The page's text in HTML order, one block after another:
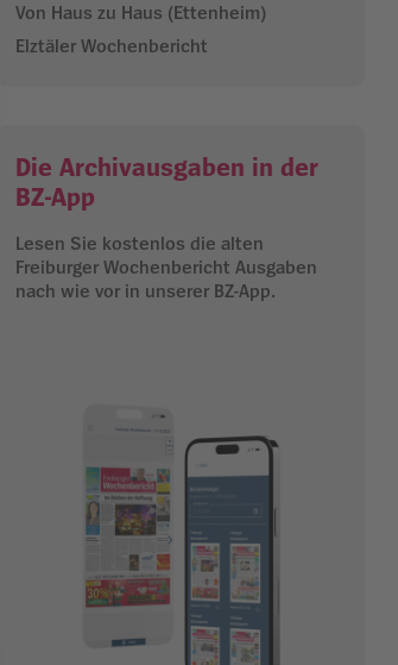
Von Haus zu Haus (Ettenheim)
Elztäler Wochenbericht
Die Archivausgaben in der
BZ-App
Lesen Sie kostenlos die alten
Freiburger Wochenbericht Ausgaben
nach wie vor in unserer BZ-App.